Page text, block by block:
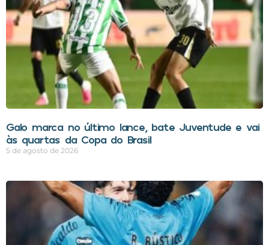
Galo marca no último lance, bate Juventude e vai
às quartas da Copa do Brasil
5 de agosto de 2026